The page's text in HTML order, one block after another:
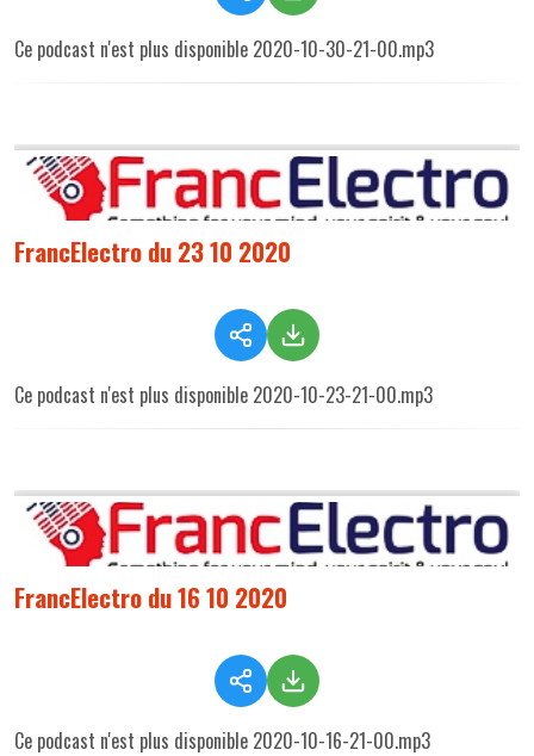
Ce podcast n'est plus disponible 2020-10-30-21-00.mp3
FrancElectro du 23 10 2020
Ce podcast n'est plus disponible 2020-10-23-21-00.mp3
FrancElectro du 16 10 2020
Ce podcast n'est plus disponible 2020-10-16-21-00.mp3